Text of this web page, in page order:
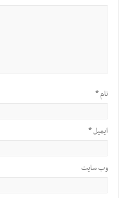
نام*
ایمیل*
وب‌ سایت